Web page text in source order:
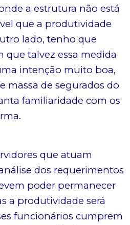
a estrutura não está
que a produtividade
lado, tenho que
que talvez essa medida
intenção muito boa,
massa de segurados do
familiaridade com os
que atuam
dos requerimentos
poder permanecer
a produtividade será
funcionários cumprem